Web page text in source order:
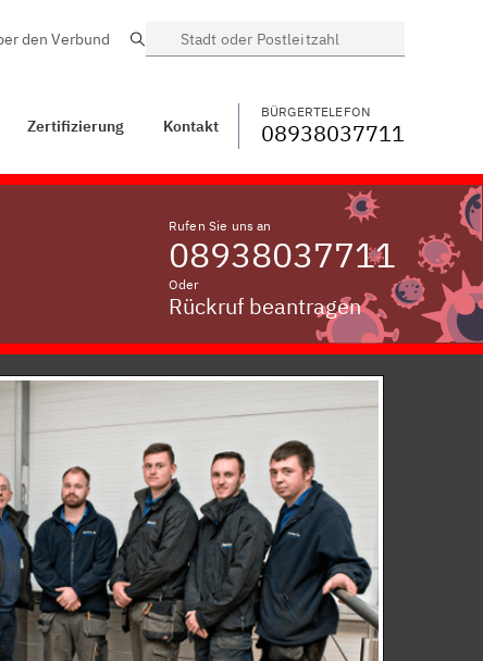
BÜRGERTELEFON WECHSELN
den Verbund Suche
Zertifizierung Kontakt
BÜRGERTELEFON
08938037711
Rufen Sie uns an
08938037711
Oder
Rückruf beantragen